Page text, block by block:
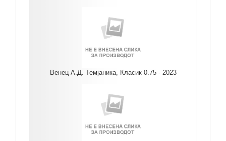
Венец А.Д. Темјаника, Класик 0.75 - 2023